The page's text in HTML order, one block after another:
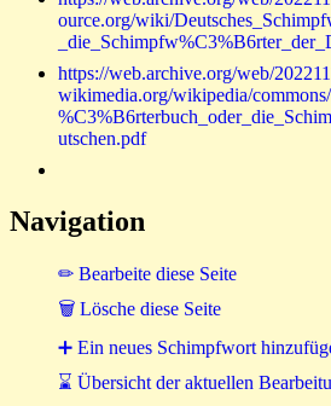
ource.org/wiki/
https://web.archive.org/web/
wikimedia.org/wikipedia/
utschen.pdf
Navigation
✏ Bearbeite diese Seite
🗑 Lösche diese Seite
➕ Ein neues Schimpfwort
⌛ Übersicht der aktuellen